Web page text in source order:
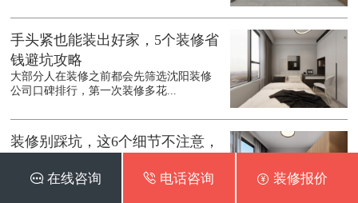
手头紧也能装出好家，5个装修省
钱避坑攻略
大部分人在装修之前都会先筛选沈阳装修
公司口碑排行，第一次装修多花...
装修别踩坑，这6个细节不注意，
在装修之前都会先了解沈阳装修公司口碑
 在线咨询  电话咨询  装修报价